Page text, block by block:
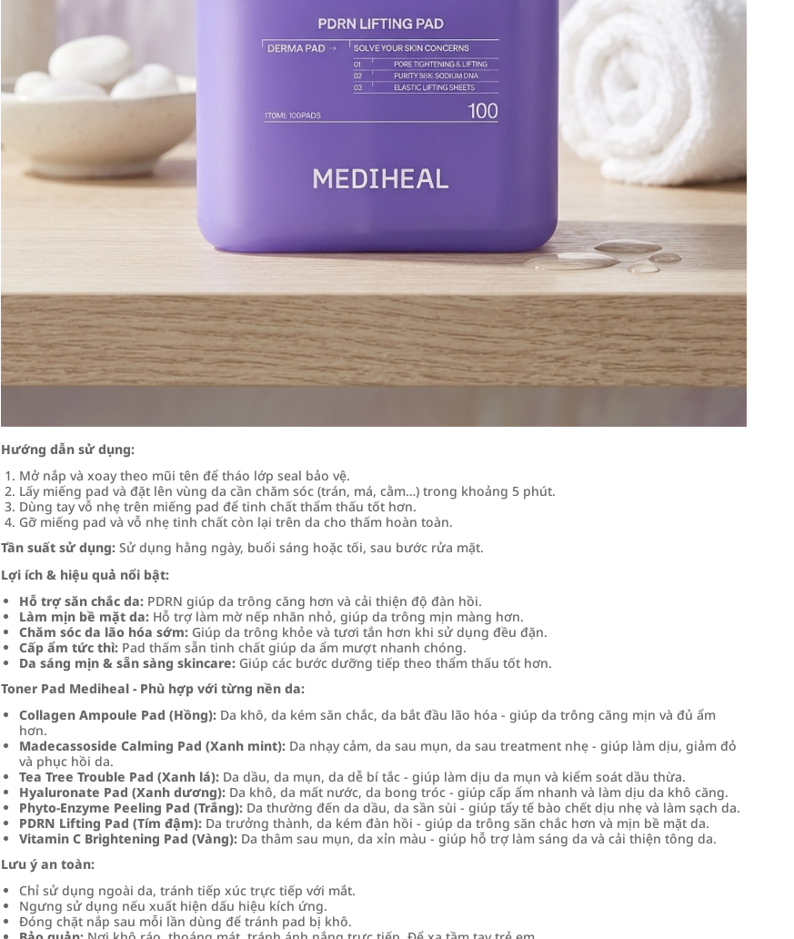
Hướng dẫn sử dụng:
Mở nắp và xoay theo mũi tên để tháo lớp seal bảo vệ.
Lấy miếng pad và đặt lên vùng da cần chăm sóc (trán, má, cằm…) trong khoảng 5 phút.
Dùng tay vỗ nhẹ trên miếng pad để tinh chất thẩm thấu tốt hơn.
Gỡ miếng pad và vỗ nhẹ tinh chất còn lại trên da cho thấm hoàn toàn.
Tần suất sử dụng: Sử dụng hằng ngày, buổi sáng hoặc tối, sau bước rửa mặt.
Lợi ích & hiệu quả nổi bật:
Hỗ trợ săn chắc da: PDRN giúp da trông căng hơn và cải thiện độ đàn hồi.
Làm mịn bề mặt da: Hỗ trợ làm mờ nếp nhăn nhỏ, giúp da trông mịn màng hơn.
Chăm sóc da lão hóa sớm: Giúp da trông khỏe và tươi tắn hơn khi sử dụng đều đặn.
Cấp ẩm tức thì: Pad thấm sẵn tinh chất giúp da ẩm mượt nhanh chóng.
Da sáng mịn & sẵn sàng skincare: Giúp các bước dưỡng tiếp theo thẩm thấu tốt hơn.
Toner Pad Mediheal - Phù hợp với từng nền da:
Collagen Ampoule Pad (Hồng): Da khô, da kém săn chắc, da bắt đầu lão hóa - giúp da trông căng mịn và đủ ẩm
hơn.
Madecassoside Calming Pad (Xanh mint): Da nhạy cảm, da sau mụn, da sau treatment nhẹ - giúp làm dịu, giảm đỏ
và phục hồi da.
Tea Tree Trouble Pad (Xanh lá): Da dầu, da mụn, da dễ bí tắc - giúp làm dịu da mụn và kiểm soát dầu thừa.
Hyaluronate Pad (Xanh dương): Da khô, da mất nước, da bong tróc - giúp cấp ẩm nhanh và làm dịu da khô căng.
Phyto‑Enzyme Peeling Pad (Trắng): Da thường đến da dầu, da sần sùi - giúp tẩy tế bào chết dịu nhẹ và làm sạch da.
PDRN Lifting Pad (Tím đậm): Da trưởng thành, da kém đàn hồi - giúp da trông săn chắc hơn và mịn bề mặt da.
Vitamin C Brightening Pad (Vàng): Da thâm sau mụn, da xỉn màu - giúp hỗ trợ làm sáng da và cải thiện tông da.
Lưu ý an toàn:
Chỉ sử dụng ngoài da, tránh tiếp xúc trực tiếp với mắt.
Ngưng sử dụng nếu xuất hiện dấu hiệu kích ứng.
Đóng chặt nắp sau mỗi lần dùng để tránh pad bị khô.